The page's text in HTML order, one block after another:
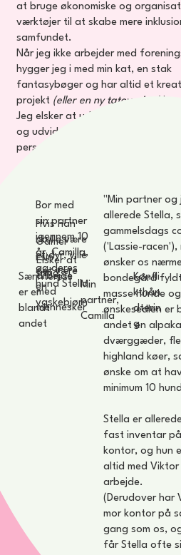
at bruge økonomiske og
værktøjer til at skabe mere
samfundet.
Når jeg ikke arbejder med
hygger jeg i med min kat, en stak
fantasybøger og har altid et
projekt (eller en ny tatovering)
i
Jeg elsker at udforske nye
og udvide min horisont, både
personligt.
Bor med
sin partner
igennem 10
år, Camilla,
og deres
hund Stella
Hvis han
skulle være
et dyr, ville
det være
en
vaskebjørn
Gamer
i sin
fritid
Elsker at
arbejde
med
mennesker
Særinteress
er er
blandt
andet
Min
partner,
Camilla
Konfli
kthån
dterin
g
"Min partner og
allerede Stella,
gammelsdags
('Lassie-racen'),
ønsker os
bondegård
masse hunde
ønskesedlen er
andet en
dværggæder,
highland køer,
ønske om at
minimum 10
Stella er
fast inventar
kontor, og hun
altid med Viktor
arbejde.
(Derudover har
mor kontor på
gang som os,
får Stella ofte